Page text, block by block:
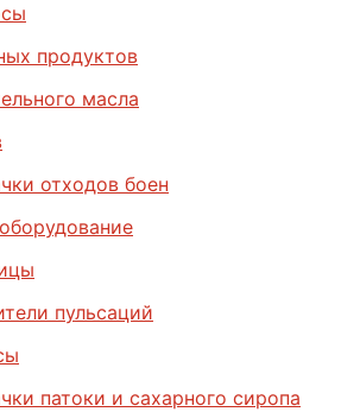
продуктов
масла
отходов боен
пульсаций
патоки и сахарного сиропа